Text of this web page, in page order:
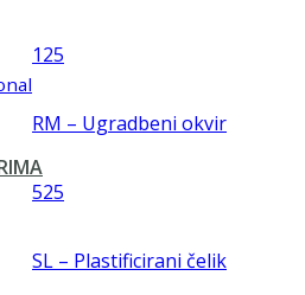
125
RM – Ugradbeni okvir
525
SL – Plastificirani čelik